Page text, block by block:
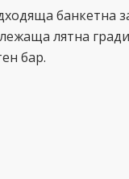
банкетна
лятна
бар.